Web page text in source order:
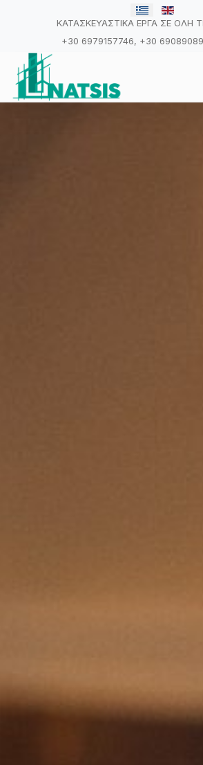
ΚΑΤΑΣΚΕΥΑΣΤΙΚΑ ΕΡΓΑ ΣΕ ΟΛΗ
+30 6979157746, +30